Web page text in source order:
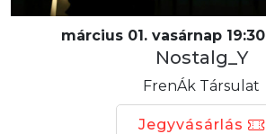
március 01. vasárnap 19:30
Nostalg_Y
FrenÁk Társulat
Jegyvásárlás